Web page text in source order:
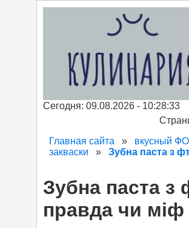
Сегодня: 09.08.2026 - 10:28:33
Главная сайта
» вкусный
закваски
»Зубна паста з
Зубна паста з
правда чи міф